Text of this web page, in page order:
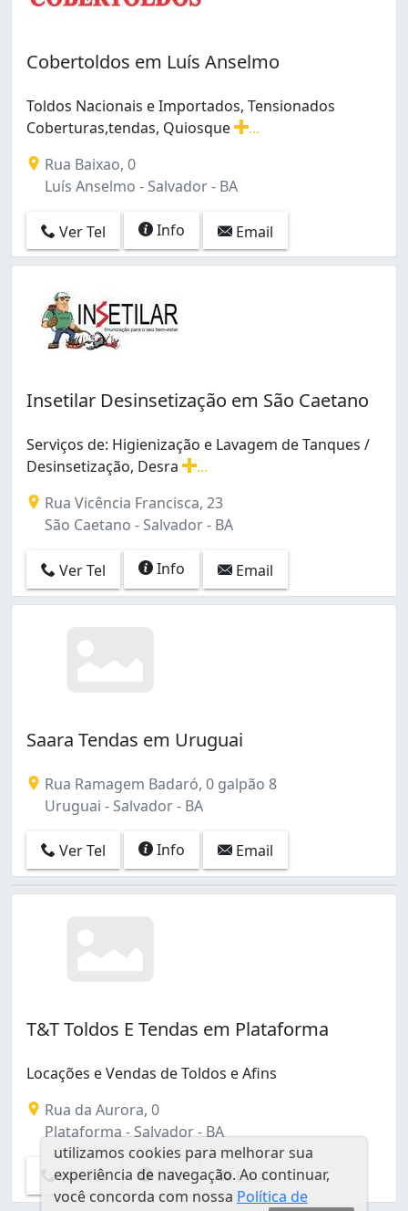
Cobertoldos em Luís Anselmo
Toldos Nacionais e Importados, Tensionados
Coberturas,tendas, Quiosque
Rua Baixao, 0
Luís Anselmo - Salvador - BA
Ver Tel Info Email
Insetilar Desinsetização em São Caetano
Serviços de: Higienização e Lavagem de Tanques /
Desinsetização, Desra
Rua Vicência Francisca, 23
São Caetano - Salvador - BA
Ver Tel Info Email
Saara Tendas em Uruguai
Rua Ramagem Badaró, 0 galpão 8
Uruguai - Salvador - BA
Ver Tel Info Email
T&T Toldos E Tendas em Plataforma
Locações e Vendas de Toldos e Afins
Rua da Aurora, 0
Plataforma - Salvador - BA
Ver Tel Info Email
utilizamos cookies para melhorar sua
experiência de navegação. Ao continuar,
você concorda com nossa Política de